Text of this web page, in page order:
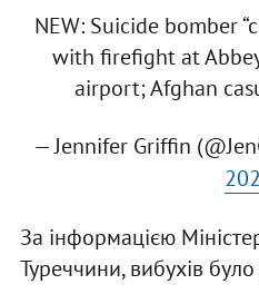
NEW: Suicide bomber
with firefight at
airport; Afghan
— Jennifer Griffin
За інформацією
Туреччини, вибухів